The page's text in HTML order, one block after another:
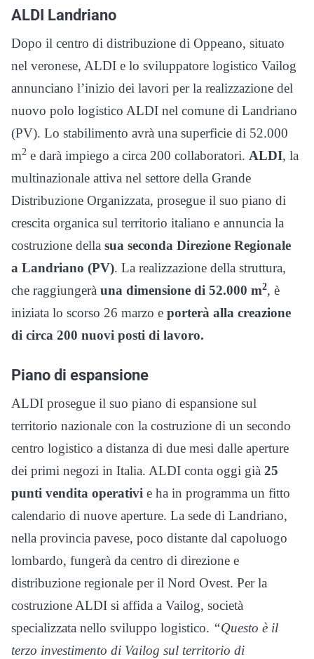
ALDI Landriano
Dopo il centro di distribuzione di Oppeano, situato
nel veronese, ALDI e lo sviluppatore logistico Vailog
annunciano l’inizio dei lavori per la realizzazione del
nuovo polo logistico ALDI nel comune di Landriano
(PV). Lo stabilimento avrà una superficie di 52.000
m2 e darà impiego a circa 200 collaboratori. ALDI, la
multinazionale attiva nel settore della Grande
Distribuzione Organizzata, prosegue il suo piano di
crescita organica sul territorio italiano e annuncia la
costruzione della sua seconda Direzione Regionale
a Landriano (PV). La realizzazione della struttura,
che raggiungerà una dimensione di 52.000 m2, è
iniziata lo scorso 26 marzo e porterà alla creazione
di circa 200 nuovi posti di lavoro.
Piano di espansione
ALDI prosegue il suo piano di espansione sul
territorio nazionale con la costruzione di un secondo
centro logistico a distanza di due mesi dalle aperture
dei primi negozi in Italia. ALDI conta oggi già 25
punti vendita operativi e ha in programma un fitto
calendario di nuove aperture. La sede di Landriano,
nella provincia pavese, poco distante dal capoluogo
lombardo, fungerà da centro di direzione e
distribuzione regionale per il Nord Ovest. Per la
costruzione ALDI si affida a Vailog, società
specializzata nello sviluppo logistico. “Questo è il
terzo investimento di Vailog sul territorio di